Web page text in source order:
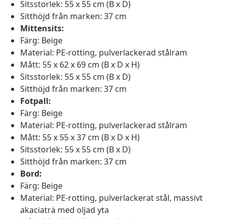
Sitsstorlek: 55 x 55 cm (B x D)
Sitthöjd från marken: 37 cm
Mittensits:
Färg: Beige
Material: PE-rotting, pulverlackerad stålram
Mått: 55 x 62 x 69 cm (B x D x H)
Sitsstorlek: 55 x 55 cm (B x D)
Sitthöjd från marken: 37 cm
Fotpall:
Färg: Beige
Material: PE-rotting, pulverlackerad stålram
Mått: 55 x 55 x 37 cm (B x D x H)
Sitsstorlek: 55 x 55 cm (B x D)
Sitthöjd från marken: 37 cm
Bord:
Färg: Beige
Material: PE-rotting, pulverlackerat stål, massivt
akaciaträ med oljad yta